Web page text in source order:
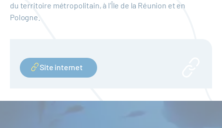
du territoire métropolitain, à l’Île de la Réunion et en
Pologne.
Site internet